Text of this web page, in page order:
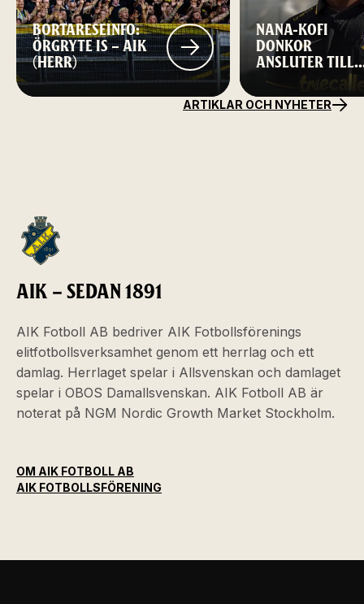
BORTARESEINFO:
ÖRGRYTE IS – AIK
(HERR)
NANA-KOFI
DONKOR
ANSLUTER TILL
AIK FOTBOLL
ARTIKLAR OCH NYHETER
AIK – SEDAN 1891
AIK Fotboll AB bedriver AIK Fotbollsförenings
elitfotbollsverksamhet genom ett herrlag och ett
damlag. Herrlaget spelar i Allsvenskan och damlaget
spelar i OBOS Damallsvenskan. AIK Fotboll AB är
noterat på NGM Nordic Growth Market Stockholm.
OM AIK FOTBOLL AB
AIK FOTBOLLSFÖRENING